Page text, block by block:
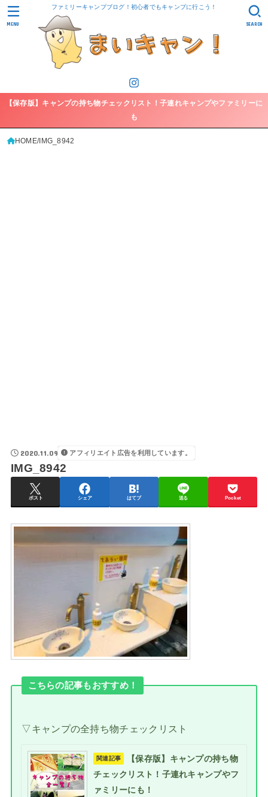
ファミリーキャンプブログ！初心者でもキャンプに行こう！
SEARCH
MENU
【保存版】キャンプの持ち物チェックリスト！子連れキャンプやファミリーに
も
HOME IMG_8942
2020.11.09 アフィリエイト広告を利用しています。
IMG_8942
ポスト シェア はてブ 送る Pocket
こちらの記事もおすすめ！
▽キャンプの全持ち物チェックリスト
関連記事
【保存版】キャンプの持ち物
チェックリスト！子連れキャンプやフ
ァミリーにも！